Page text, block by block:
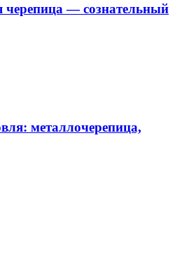
черепица — сознательный
металлочерепица,